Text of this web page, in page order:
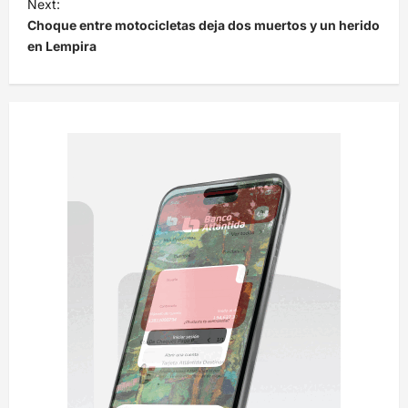
g
a
c
Next:
Choque entre motocicletas deja dos muertos y un herido
en Lempira